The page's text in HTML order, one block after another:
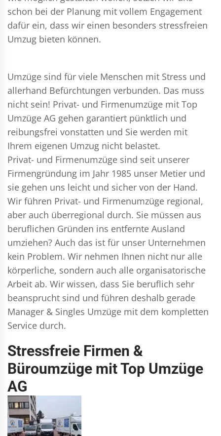
schon bei der Planung mit vollem Engagement
dafür ein, dass wir einen besonders stressfreien
Umzug bieten können.
Umzüge sind für viele Menschen mit Stress und
allerhand Befürchtungen verbunden. Das muss
nicht sein! Privat- und Firmenumzüge mit Top
Umzüge AG gehen garantiert pünktlich und
reibungsfrei vonstatten und Sie werden mit
Ihrem eigenen Umzug nicht belastet.
Privat- und Firmenumzüge sind seit unserer
Firmengründung im Jahr 1985 unser Metier und
sie gehen uns leicht und sicher von der Hand.
Wir führen Privat- und Firmenumzüge regional,
aber auch überregional durch. Sie müssen aus
beruflichen Gründen ins entfernte Ausland
umziehen? Auch das ist für unser Unternehmen
kein Problem. Wir nehmen Ihnen nicht nur alle
körperliche, sondern auch alle organisatorische
Arbeit ab. Wir wissen, dass Sie beruflich sehr
beansprucht sind und führen deshalb gerade
Manager & Singles Umzüge mit dem kompletten
Service durch.
Stressfreie Firmen &
Büroumzüge mit Top Umzüge
AG